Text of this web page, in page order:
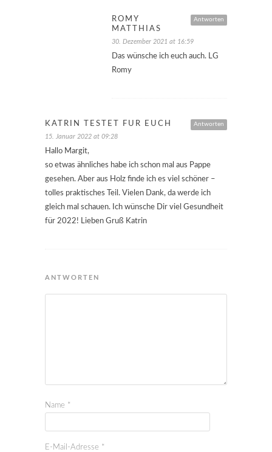
Antworten
ROMY
MATTHIAS
30. Dezember 2021 at 16:59
Das wünsche ich euch auch. LG
Romy
Antworten
KATRIN TESTET FÜR EUCH
15. Januar 2022 at 09:28
Hallo Margit,
so etwas ähnliches habe ich schon mal aus Pappe
gesehen. Aber aus Holz finde ich es viel schöner –
tolles praktisches Teil. Vielen Dank, da werde ich
gleich mal schauen. Ich wünsche Dir viel Gesundheit
für 2022! Lieben Gruß Katrin
ANTWORTEN
Name *
E-Mail-Adresse *